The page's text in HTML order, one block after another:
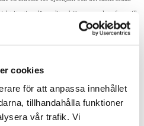
cookies
för att anpassa innehållet
tillhandahålla funktioner
vår trafik. Vi
där en liten björnungen letts fram till
och vägrar skjuta den söta lilla björnen. Man
snabbt. Man bad då presidenten om
för just Teddybear, och så gör man än idag.
Teddybjörns utseendet med lite längre nos,